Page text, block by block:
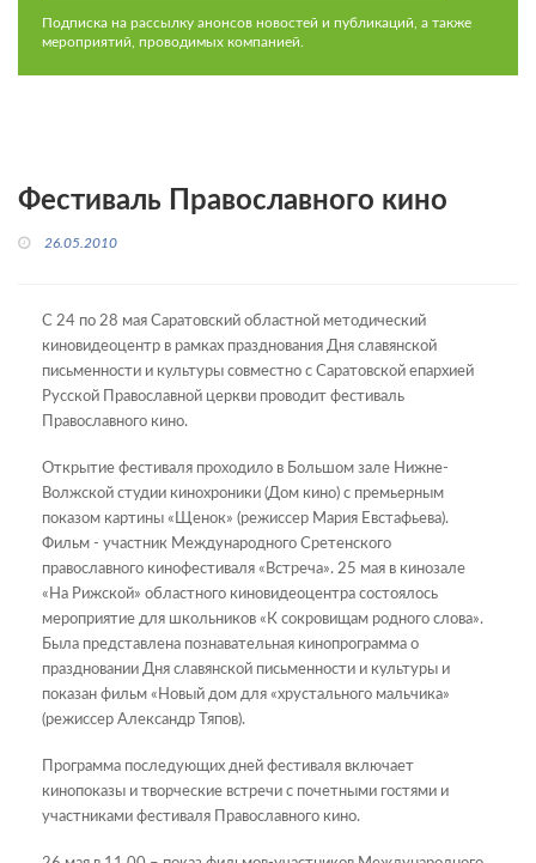
Подписка на рассылку анонсов новостей и публикаций, а также
мероприятий, проводимых компанией.
Фестиваль Православного кино
26.05.2010
С 24 по 28 мая Саратовский областной методический
киновидеоцентр в рамках празднования Дня славянской
письменности и культуры совместно с Саратовской епархией
Русской Православной церкви проводит фестиваль
Православного кино.
Открытие фестиваля проходило в Большом зале Нижне-
Волжской студии кинохроники (Дом кино) с премьерным
показом картины «Щенок» (режиссер Мария Евстафьева).
Фильм - участник Международного Сретенского
православного кинофестиваля «Встреча». 25 мая в кинозале
«На Рижской» областного киновидеоцентра состоялось
мероприятие для школьников «К сокровищам родного слова».
Была представлена познавательная кинопрограмма о
праздновании Дня славянской письменности и культуры и
показан фильм «Новый дом для «хрустального мальчика»
(режиссер Александр Тяпов).
Программа последующих дней фестиваля включает
кинопоказы и творческие встречи с почетными гостями и
участниками фестиваля Православного кино.